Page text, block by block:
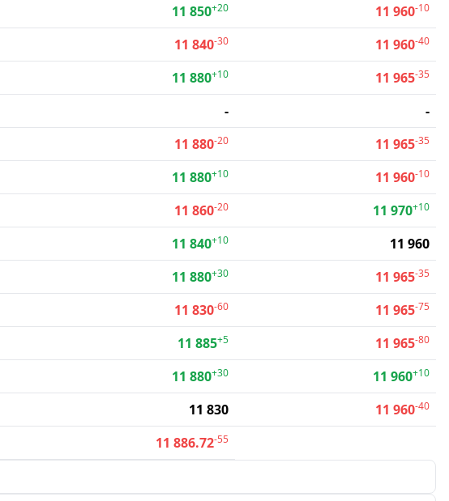
11 850+20 11 960-10
11 840-30 11 960-40
11 880+10 11 965-35
-
-
11 880-20 11 965-35
11 880+10 11 960-10
11 860-20 11 970+10
11 840+10
11 960
11 880+30 11 965-35
11 830-60 11 965-75
11 885+5 11 965-80
11 880+30 11 960+10
11 830 11 960-40
11 886.72-55